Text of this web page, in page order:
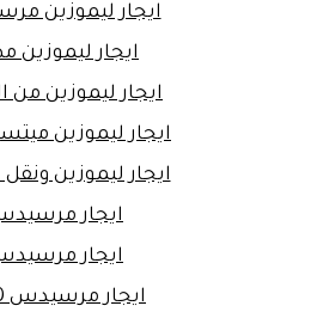
ايجار ليموزين
ايجار ليموزين
ايجار ليموزين من
ايجار ليموزين
ايجار ليموزين
ايجار
ايجار
ايجار مرسيدس c180